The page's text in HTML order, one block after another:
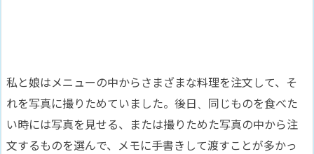
私と娘はメニューの中からさまざまな料理を注文して、そ
れを写真に撮りためていました。後日、同じものを食べた
い時には写真を見せる、または撮りためた写真の中から注
文するものを選んで、メモに手書きして渡すことが多かっ